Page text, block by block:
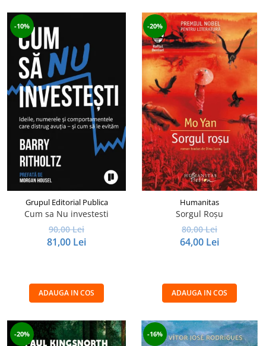
-10%
Grupul Editorial Publica
Cum sa Nu investesti
90,00 Lei
81,00 Lei
ADAUGA IN COS
-20%
Humanitas
Sorgul Roșu
80,00 Lei
64,00 Lei
ADAUGA IN COS
-20% -16%